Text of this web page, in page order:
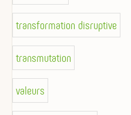
transformation disruptive
transmutation
valeurs